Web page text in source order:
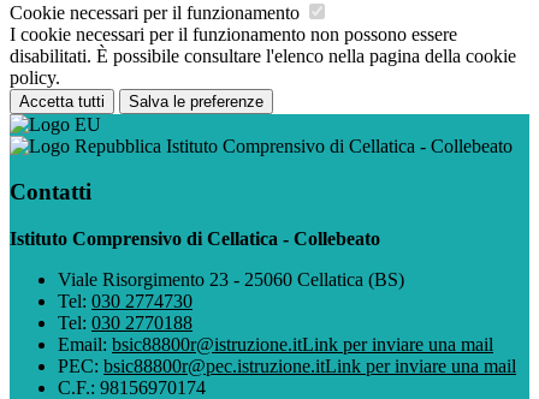
Cookie necessari per il funzionamento
I cookie necessari per il funzionamento non possono essere
disabilitati. È possibile consultare l'elenco nella pagina della cookie
policy.
Accetta tutti Salva le preferenze
Istituto Comprensivo di Cellatica - Collebeato
Contatti
Istituto Comprensivo di Cellatica - Collebeato
Viale Risorgimento 23 - 25060 Cellatica (BS)
Tel: 030 2774730
Tel: 030 2770188
Email: bsic88800r@istruzione.itLink per inviare una mail
PEC: bsic88800r@pec.istruzione.itLink per inviare una mail
C.F.: 98156970174